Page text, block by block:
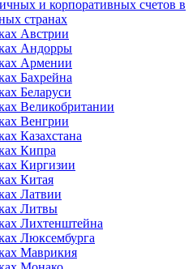
и корпоративных счетов в
странах
Австрии
Андорры
Армении
Бахрейна
Беларуси
Великобритании
Венгрии
Казахстана
Кипра
Киргизии
Китая
Латвии
Литвы
Лихтенштейна
Люксембурга
Маврикия